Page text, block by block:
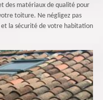
des matériaux de qualité pour
toiture. Ne négligez pas
la sécurité de votre habitation